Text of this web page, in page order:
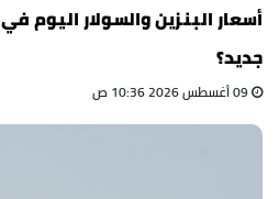
أسعار البنزين والسولار
جديد؟